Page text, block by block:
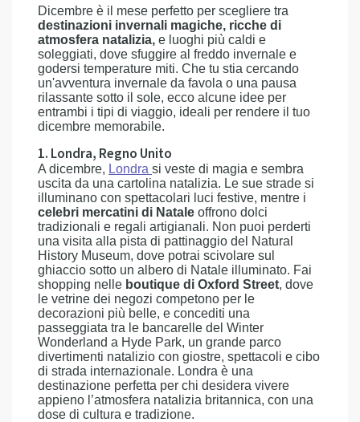
Dicembre è il mese perfetto per scegliere tra
destinazioni invernali magiche, ricche di
atmosfera natalizia, e luoghi più caldi e
soleggiati, dove sfuggire al freddo invernale e
godersi temperature miti. Che tu stia cercando
un'avventura invernale da favola o una pausa
rilassante sotto il sole, ecco alcune idee per
entrambi i tipi di viaggio, ideali per rendere il tuo
dicembre memorabile.
1. Londra, Regno Unito
A dicembre, Londra si veste di magia e sembra
uscita da una cartolina natalizia. Le sue strade si
illuminano con spettacolari luci festive, mentre i
celebri mercatini di Natale offrono dolci
tradizionali e regali artigianali. Non puoi perderti
una visita alla pista di pattinaggio del Natural
History Museum, dove potrai scivolare sul
ghiaccio sotto un albero di Natale illuminato. Fai
shopping nelle boutique di Oxford Street, dove
le vetrine dei negozi competono per le
decorazioni più belle, e concediti una
passeggiata tra le bancarelle del Winter
Wonderland a Hyde Park, un grande parco
divertimenti natalizio con giostre, spettacoli e cibo
di strada internazionale. Londra è una
destinazione perfetta per chi desidera vivere
appieno l’atmosfera natalizia britannica, con una
dose di cultura e tradizione.